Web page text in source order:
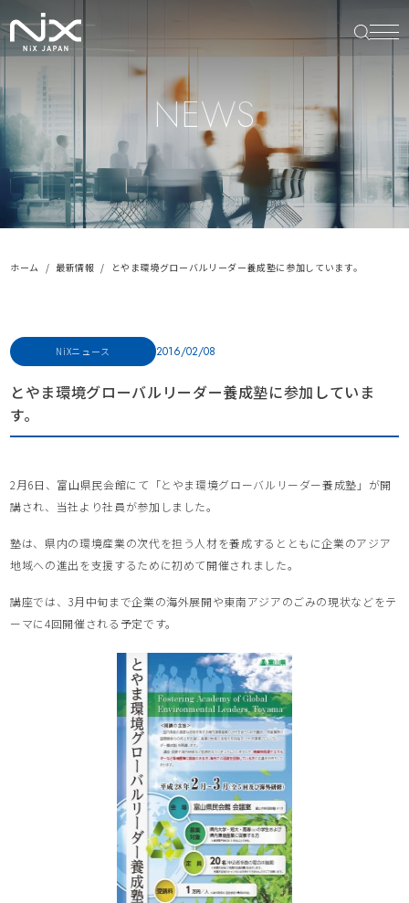
NEWS
ホーム 最新情報 とやま環境グローバルリーダー養成塾に参加しています。
NiXニュース 2016/02/08
とやま環境グローバルリーダー養成塾に参加していま
す。
2月6日、富山県民会館にて「とやま環境グローバルリーダー養成塾」が開
講され、当社より社員が参加しました。
塾は、県内の環境産業の次代を担う人材を養成するとともに企業のアジア
地域への進出を支援するために初めて開催されました。
講座では、3月中旬まで企業の海外展開や東南アジアのごみの現状などをテ
ーマに4回開催される予定です。